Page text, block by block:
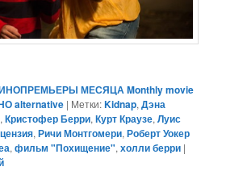
МЕСЯЦА Monthly movie
alternative | Метки:Kidnap,Дэна
,Кристофер Берри,Курт Краузе,Луис
,Ричи Монтгомери,Роберт Уокер
,фильм "Похищение",холли берри |